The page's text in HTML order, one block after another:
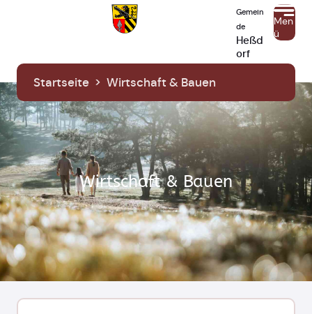
Gemein
de
Heßd
orf
Men
ü
Startseite > Wirtschaft & Bauen
Wirtschaft & Bauen